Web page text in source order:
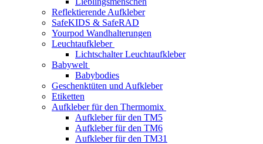
Reflektierende Aufkleber
SafeKIDS & SafeRAD
Yourpod Wandhalterungen
Leuchtaufkleber
Lichtschalter Leuchtaufkleber
Babywelt
Babybodies
Geschenktüten und Aufkleber
Etiketten
Aufkleber für den Thermomix
Aufkleber für den TM5
Aufkleber für den TM6
Aufkleber für den TM31